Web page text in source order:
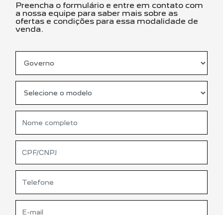
Preencha o formulário e entre em contato com
a nossa equipe para saber mais sobre as
ofertas e condições para essa modalidade de
venda.